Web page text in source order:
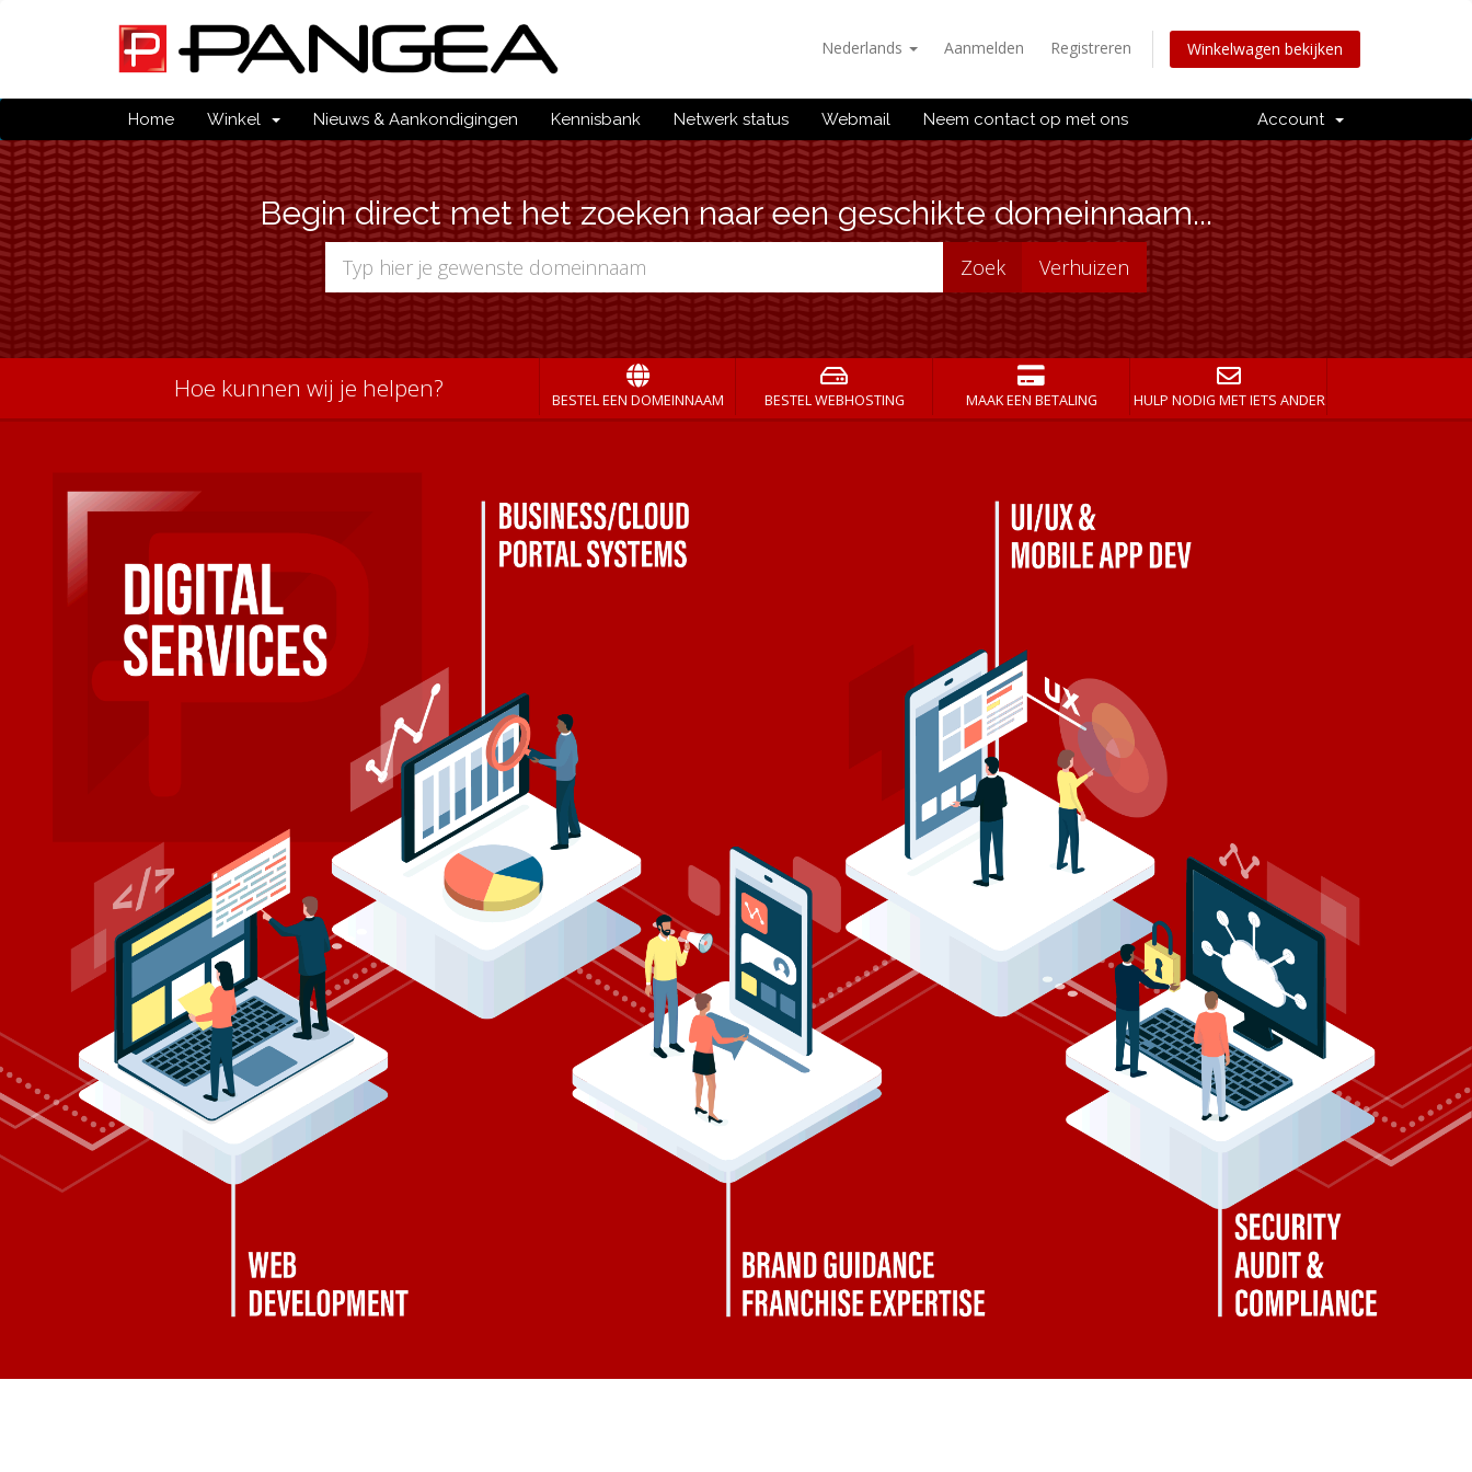
Nederlands Aanmelden Registreren Winkelwagen bekijken
Home Winkel Nieuws & Aankondigingen Kennisbank Netwerk status Webmail Neem contact op met ons Account
Begin direct met het zoeken naar een geschikte domeinnaam...
Hoe kunnen wij je helpen? BESTEL EEN DOMEINNAAM BESTEL WEBHOSTING MAAK EEN BETALING HULP NODIG MET IETS ANDERS?